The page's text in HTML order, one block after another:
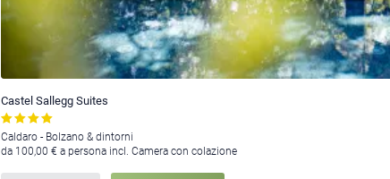
Castel Sallegg Suites
Caldaro - Bolzano & dintorni
da 100,00 € a persona incl. Camera con colazione